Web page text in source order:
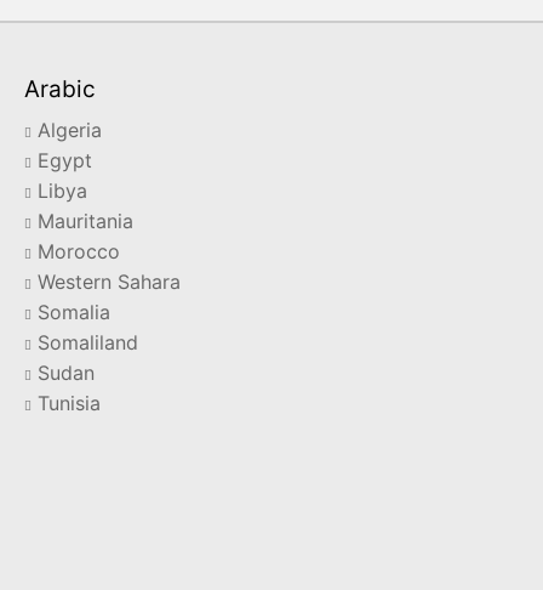
Arabic
Algeria
Egypt
Libya
Mauritania
Morocco
Western Sahara
Somalia
Somaliland
Sudan
Tunisia